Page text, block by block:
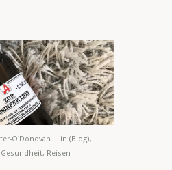
O'Donovan - in (Blog),
Gesundheit, Reisen